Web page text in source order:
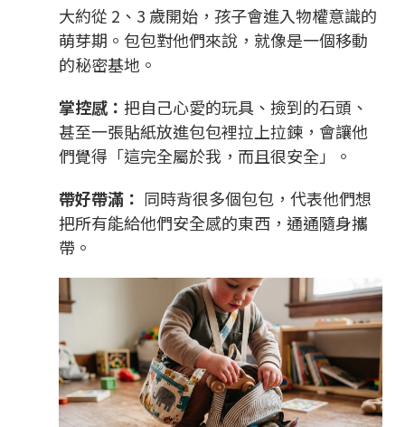
大約從 2、3 歲開始，孩子會進入物權意識的
萌芽期。包包對他們來說，就像是一個移動
的秘密基地。
掌控感： 把自己心愛的玩具、撿到的石頭、
甚至一張貼紙放進包包裡拉上拉鍊，會讓他
們覺得「這完全屬於我，而且很安全」。
帶好帶滿： 同時背很多個包包，代表他們想
把所有能給他們安全感的東西，通通隨身攜
帶。